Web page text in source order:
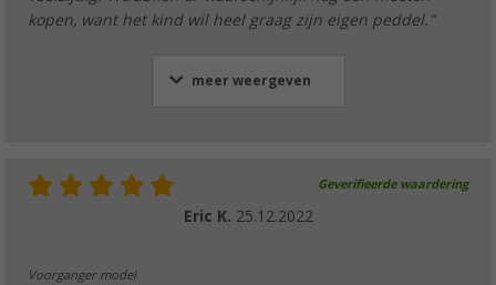
kopen, want het kind wil heel graag zijn eigen peddel."
meer weergeven
Geverifieerde waardering
Eric K. 25.12.2022
Voorganger model